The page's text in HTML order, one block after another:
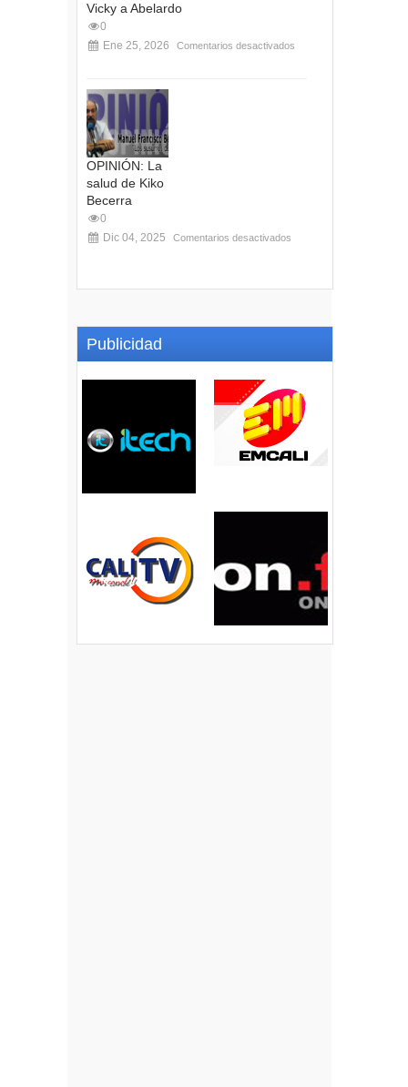
Vicky a Abelardo
0
Ene 25, 2026
Comentarios desactivados
OPINIÓN: La
salud de Kiko
Becerra
0
Dic 04, 2025
Comentarios desactivados
Publicidad